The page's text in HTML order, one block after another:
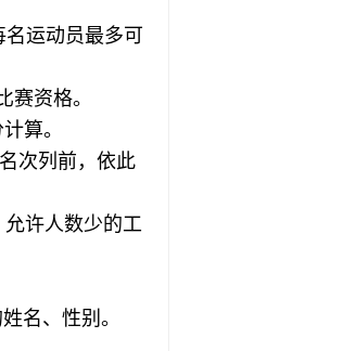
运动员最多可
资格。
算。
次列前，依此
许人数少的工
名、性别。